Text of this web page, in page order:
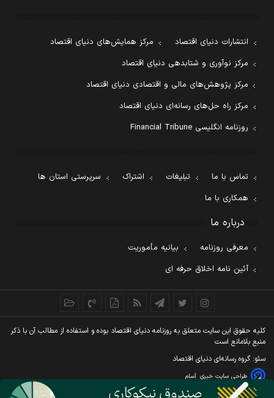
انتشارات دنیای اقتصاد
مرکز همایش‌های دنیای اقتصاد
مرکز نوآوری و شتابدهی دنیای اقتصاد
مرکز پژوهش‌های مالی و اقتصادی دنیای اقتصاد
مرکز راه حل‌های رسانه‌ای دنیای اقتصاد
روزنامه انگلیسی Financial Tribune
تماس با ما تبلیغات اشتراک
سرپرستی استان ها
همکاری با ما
درباره ما
معرفی روزنامه
بیانیه مأموریت
آئین نامه اخلاق حرفه ای
کليه حقوق اين سايت متعلق به روزنامه دنيای اقتصاد بوده و استفاده از مطالب آن با ذکر
منبع بلامانع است
سئو: گروه رسانه‌ای دنیای اقتصاد
طراحی سایت خبری آسام